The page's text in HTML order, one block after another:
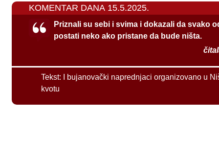
KOMENTAR DANA 15.5.2025.
Priznali su sebi i svima i dokazali da svako
postati neko ako pristane da bude ništa.
Tekst:
I bujanovački naprednjaci organizovano u
kvotu